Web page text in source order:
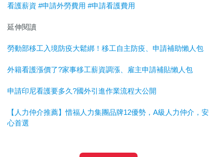
看護薪資 #申請外勞費用 #申請看護費用
延伸閱讀
勞動部移工入境防疫大鬆綁！移工自主防疫、申請補助懶人包
外籍看護漲價了?家事移工薪資調漲、雇主申請補貼懶人包
申請印尼看護要多久?國外引進作業流程大公開
【人力仲介推薦】惜福人力集團品牌12優勢，A級人力仲介，安
心首選